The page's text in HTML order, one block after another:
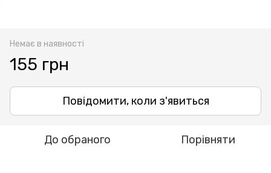
Немає в наявності
155 грн
Повідомити, коли з'явиться
До обраного Порівняти